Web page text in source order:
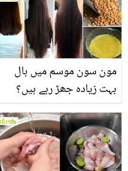
مون سون موسم میں بال
بہت زیادہ جھڑ رہے ہیں؟
بنانے کے چند قدرتی طریقے